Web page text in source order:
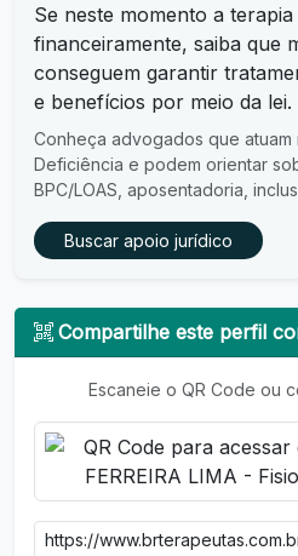
Se neste momento a
financeiramente, saiba que
conseguem garantir
e benefícios por meio da lei.
Conheça advogados que atuam
Deficiência e podem orientar
BPC/LOAS, aposentadoria,
Buscar apoio jurídico
Compartilhe este perfil
Escaneie o QR Code ou